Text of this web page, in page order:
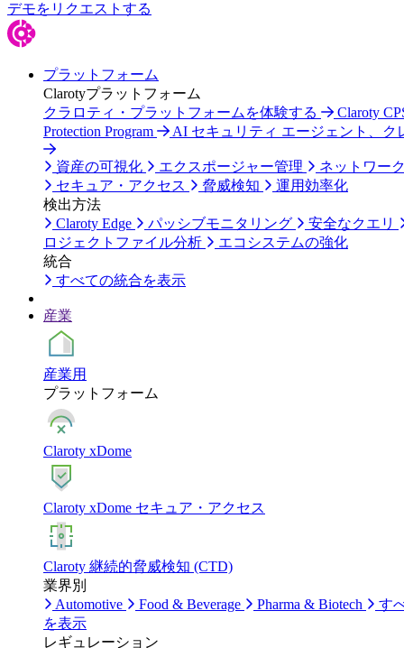
デモをリクエストする
プラットフォーム
Clarotyプラットフォーム
クラロティ・プラットフォームを体験する
Claroty
Protection Program
AI セキュリティ エージェント、ク
資産の可視化 エクスポージャー管理
ネットワー
セキュア・アクセス
脅威検知
運用効率化
検出方法
Claroty Edge
パッシブモニタリング
安全なクエリ
ロジェクトファイル分析
エコシステムの強化
統合
すべての統合を表示
産業
産業用
プラットフォーム
Claroty xDome
Claroty xDome セキュア・アクセス
Claroty 継続的脅威検知 (CTD)
業界別
Automotive
Food & Beverage Pharma & Biotech
す
を表示
レギュレーション